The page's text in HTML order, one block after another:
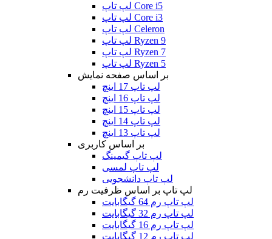
لپ تاپ Core i5
لپ تاپ Core i3
لپ تاپ Celeron
لپ تاپ Ryzen 9
لپ تاپ Ryzen 7
لپ تاپ Ryzen 5
بر اساس صفحه نمایش
لپ تاپ 17 اینچ
لپ تاپ 16 اینچ
لپ تاپ 15 اینچ
لپ تاپ 14 اینچ
لپ تاپ 13 اینچ
بر اساس کاربری
لپ تاپ گیمینگ
لپ تاپ لمسی
لپ تاپ دانشجویی
لپ تاپ بر اساس ظرفیت رم
لپ تاپ رم 64 گیگابایت
لپ تاپ رم 32 گیگابایت
لپ تاپ رم 16 گیگابایت
لپ تاپ رم 12 گیگابایت